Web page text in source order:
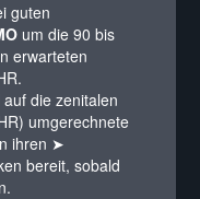
guten
um die 90 bis
erwarteten
die zenitalen
umgerechnete
ihren ➤
bereit, sobald